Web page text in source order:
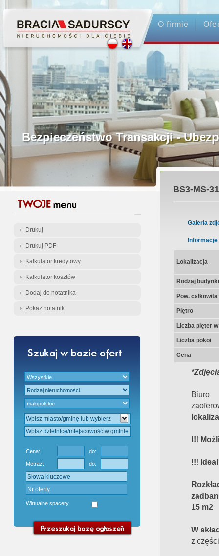
O firmie
Profesjonalne Pośrednictwo
Bezpieczeństwo Transakcji -
Licencjonowani Pośrednicy
Gwarancja Zwrotu Zadatku
Gratis - Przedwstępna Umowa
Drukuj
Drukuj PDF
Kalkulator kredytowy
Kalkulator kosztów
Dodaj do notatnika
Pokaż notatnik
Cena: do:
Metraż: do:
Wirtualne spacery
BS3-MS-
Galeria
Informacje
Lokalizacja
Rodzaj
Pow.
Piętro
Liczba pięter
Liczba pokoi
Cena
Biuro
!!!
!!!
15 m2
W
z